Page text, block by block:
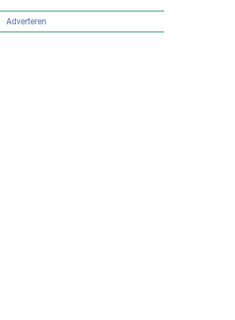
Adverteren